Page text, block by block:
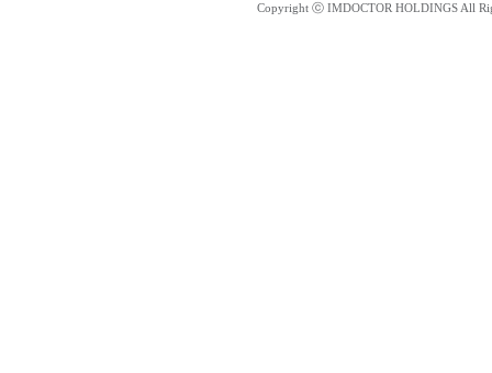
Copyright ⓒ IMDOCTOR HOLDINGS All